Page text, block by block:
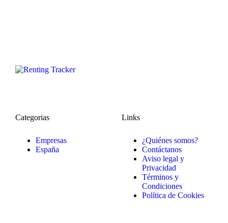
Categorias
Empresas
España
Links
¿Quiénes somos?
Contáctanos
Aviso legal y
Privacidad
Términos y
Condiciones
Política de Cookies